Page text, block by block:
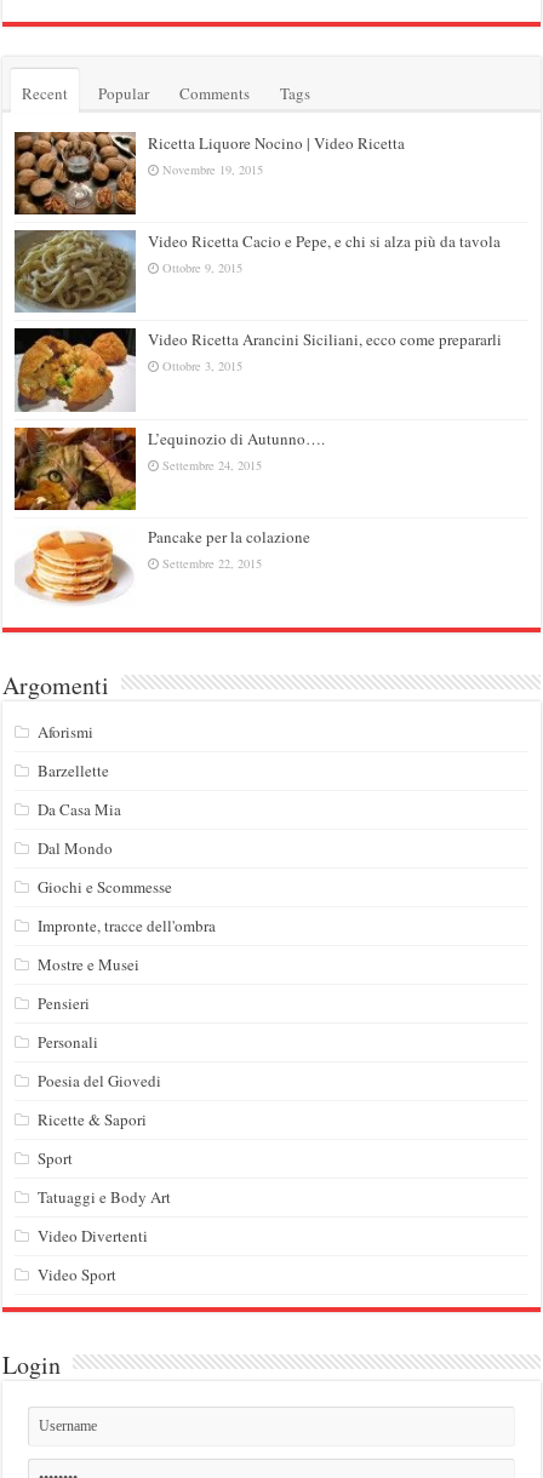
Recent Popular Comments Tags
Ricetta Liquore Nocino | Video Ricetta
Novembre 19, 2015
Video Ricetta Cacio e Pepe, e chi si alza più da tavola
Ottobre 9, 2015
Video Ricetta Arancini Siciliani, ecco come prepararli
Ottobre 3, 2015
L’equinozio di Autunno….
Settembre 24, 2015
Pancake per la colazione
Settembre 22, 2015
Argomenti
Aforismi
Barzellette
Da Casa Mia
Dal Mondo
Giochi e Scommesse
Impronte, tracce dell'ombra
Mostre e Musei
Pensieri
Personali
Poesia del Giovedi
Ricette & Sapori
Sport
Tatuaggi e Body Art
Video Divertenti
Video Sport
Login